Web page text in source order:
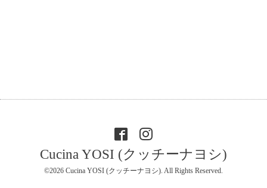
Cucina YOSI (クッチーナヨシ)
©2026 Cucina YOSI (クッチーナヨシ). All Rights Reserved.